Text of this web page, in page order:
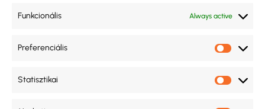
Funkcionális Always active
Preferenciális
Statisztikai